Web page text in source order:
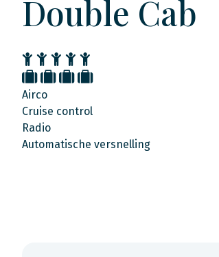
Double Cab
Airco
Cruise control
Radio
Automatische versnelling